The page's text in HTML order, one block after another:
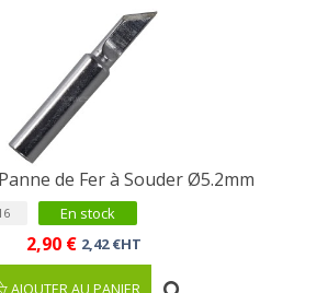
de Fer à Souder Ø5.2mm
En stock
2,90 € 2,42 €HT
AJOUTER AU PANIER